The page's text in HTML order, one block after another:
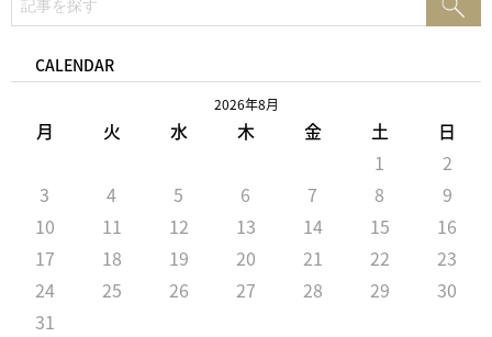
索:
CALENDAR
2026年8月
月 火 水 木 金 土 日
1
2
3
4 5 6 7 8
9
10
11 12 13 14 15
16
17
18 19 20 21 22
23
24
25 26 27 28 29
30
31